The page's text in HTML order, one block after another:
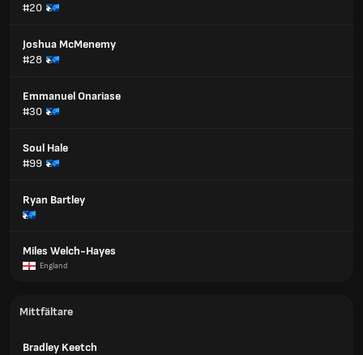
#20
Joshua McMenemy
#28
Emmanuel Onariase
#30
Soul Hale
#99
Ryan Bartley
Miles Welch-Hayes
England
Mittfältare
Bradley Keetch